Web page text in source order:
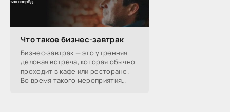
Что такое бизнес-завтрак
Бизнес-завтрак — это утренняя
деловая встреча, которая обычно
проходит в кафе или ресторане.
Во время такого мероприятия